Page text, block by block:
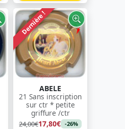
Dernière !
ABELE
21 Sans inscription
sur ctr * petite
griffure /ctr
24,00€17,80€ -26%